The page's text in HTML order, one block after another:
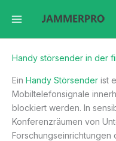
Inhalt
Handy störsender in der
Ein Handy Störsender ist
Mobiltelefonsignale
blockiert werden. In
Konferenzräumen von